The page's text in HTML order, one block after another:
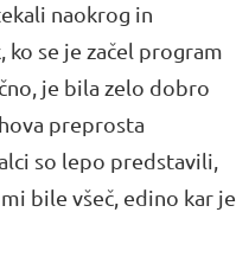
naokrog in
se je začel program
je bila zelo dobro
preprosta
so lepo predstavili,
bile všeč, edino kar je